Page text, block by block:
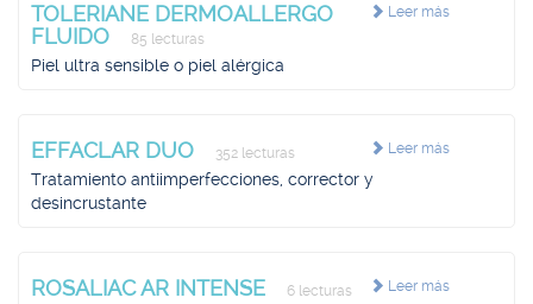
Leer más
TOLERIANE DERMOALLERGO
FLUIDO
85 lecturas
Piel ultra sensible o piel alérgica
Leer más
EFFACLAR DUO 352 lecturas
Tratamiento antiimperfecciones, corrector y
desincrustante
Leer más
ROSALIAC AR INTENSE 6 lecturas